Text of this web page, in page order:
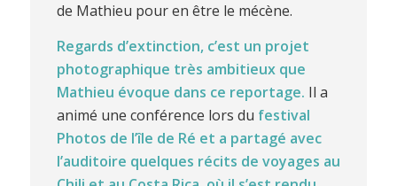
de Mathieu pour en être le mécène.
Regards d’extinction, c’est un projet
photographique très ambitieux que
Mathieu évoque dans ce reportage. Il a
animé une conférence lors du festival
Photos de l’île de Ré et a partagé avec
l’auditoire quelques récits de voyages au